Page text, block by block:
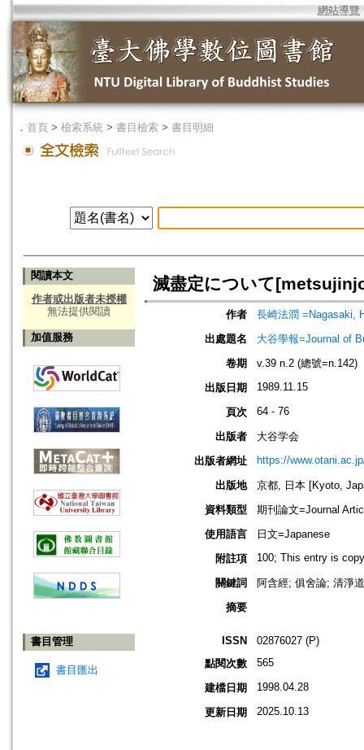
網站導覽
． 首頁 > 檢索系統 > 書目檢索 > 書目明細
閱讀本文
作者或出版者未授權
無法提供閱讀
加值服務
書目管理
書目匯出
滅盡定について
作者
長崎法潤 =Nagasaki,
出處題名
大谷學報=Journal of
卷期
v.39 n.2 (總號=n.142)
出版日期
1989.11.15
頁次 64 - 76
出版者
大谷学会
出版者網址
https://
出版地
京都, 日本 [Kyoto,
資料類型
期刊論文=Journal
使用語言
日文=Japanese
附註項
100; This entry is
關鍵詞
阿含經; 俱舍論; 清淨
摘要
ISSN
02876027 (P)
點閱次數
565
建檔日期 1998.04.28
更新日期 2025.10.13